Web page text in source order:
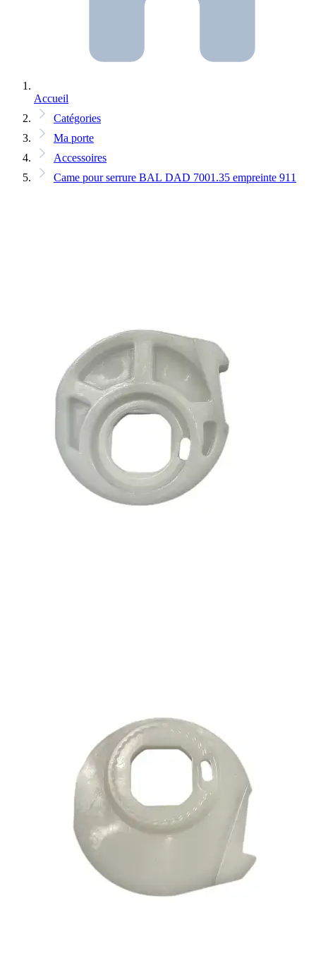
Accueil
Catégories
Ma porte
Accessoires
Came pour serrure BAL DAD 7001.35 empreinte 911